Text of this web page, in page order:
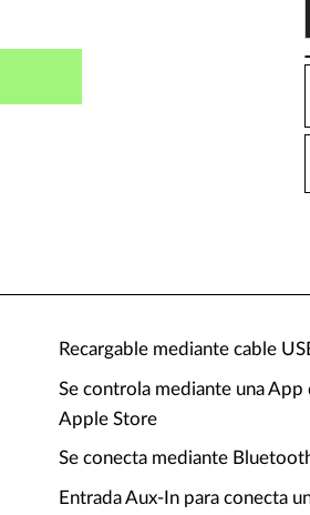
Recargable mediante cable
Se controla mediante una
Apple Store
Se conecta mediante
Entrada Aux-In para conecta